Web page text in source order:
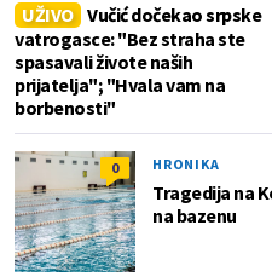
UŽIVO Vučić dočekao srpske
vatrogasce: "Bez straha ste
spasavali živote naših
prijatelja"; "Hvala vam na
borbenosti"
0 HRONIKA
Tragedija na
na bazenu